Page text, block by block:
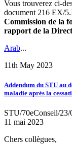
Vous trouverez ci-
document 216 EX/
Commission de la
rapport de la
Arab...
11th May 2023
Addendum du STU au
maladie après la
STU/70eConseil/23/
11 mai 2023
Chers collègues,